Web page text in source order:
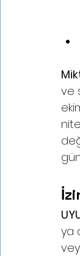
ve
ya